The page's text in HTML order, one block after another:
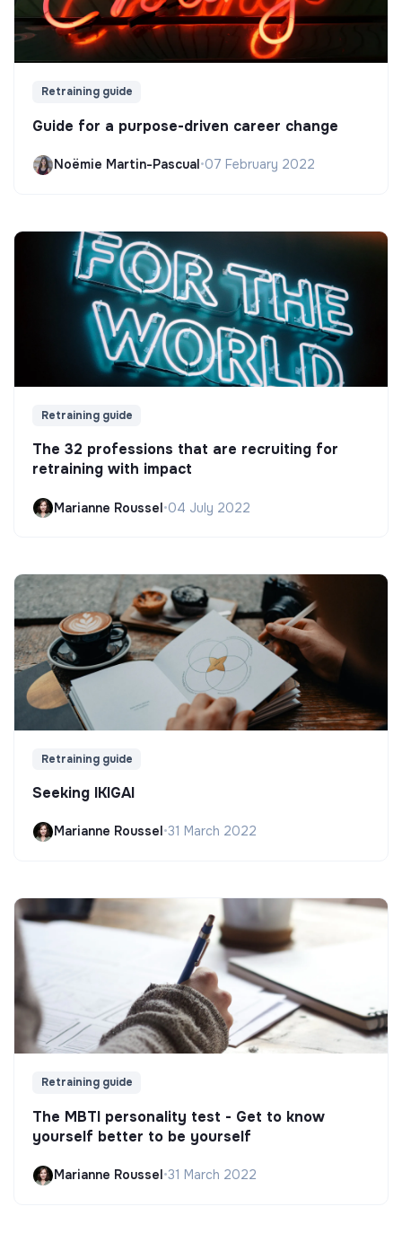
Retraining guide
Guide for a purpose-driven career change
Noëmie Martin-Pascual•07 February 2022
Retraining guide
The 32 professions that are recruiting for
retraining with impact
Marianne Roussel•04 July 2022
Retraining guide
Seeking IKIGAI
Marianne Roussel •31 March 2022
Retraining guide
The MBTI personality test - Get to know
yourself better to be yourself
Marianne Roussel•31 March 2022